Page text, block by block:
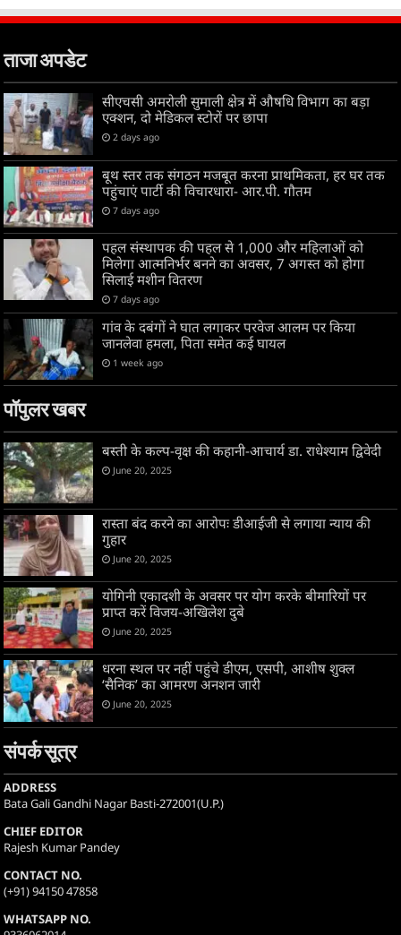
ताजा अपडेट
सीएचसी अमरोली सुमाली क्षेत्र में औषधि विभाग का बड़ा
एक्शन, दो मेडिकल स्टोरों पर छापा
2 days ago
बूथ स्तर तक संगठन मजबूत करना प्राथमिकता, हर घर तक
पहुंचाएं पार्टी की विचारधारा- आर.पी. गौतम
7 days ago
पहल संस्थापक की पहल से 1,000 और महिलाओं को
मिलेगा आत्मनिर्भर बनने का अवसर, 7 अगस्त को होगा
सिलाई मशीन वितरण
7 days ago
गांव के दबंगों ने घात लगाकर परवेज आलम पर किया
जानलेवा हमला, पिता समेत कई घायल
1 week ago
पॉपुलर खबर
बस्ती के कल्प-वृक्ष की कहानी-आचार्य डा. राधेश्याम द्विवेदी
June 20, 2025
रास्ता बंद करने का आरोपः डीआईजी से लगाया न्याय की
गुहार
June 20, 2025
योगिनी एकादशी के अवसर पर योग करके बीमारियों पर
प्राप्त करें विजय-अखिलेश दुबे
June 20, 2025
धरना स्थल पर नहीं पहुंचे डीएम, एसपी, आशीष शुक्ल
‘सैनिक’ का आमरण अनशन जारी
June 20, 2025
संपर्क सूत्र
ADDRESS
Bata Gali Gandhi Nagar Basti-272001(U.P.)
CHIEF EDITOR
Rajesh Kumar Pandey
CONTACT NO.
(+91) 94150 47858
WHATSAPP NO.